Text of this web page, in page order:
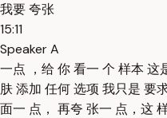
我要 夸张
15:11
Speaker A
一点 ，给 你 看一 个 样本 这
肤 添加 任何 选项 我只是 要
面一 点， 再夸 张一 点，这